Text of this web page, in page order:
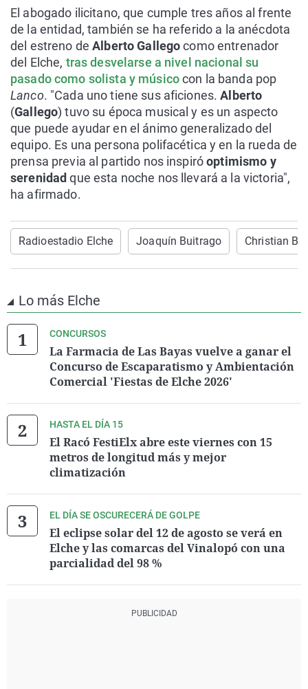
El abogado ilicitano, que cumple tres años al frente
de la entidad, también se ha referido a la anécdota
del estreno deAlberto Gallegocomo entrenador
del Elche, tras desvelarse a nivel nacional su
pasado como solista y músicocon la banda pop
Lanco. "Cada uno tiene sus aficiones.Alberto
(Gallego) tuvo su época musical y es un aspecto
que puede ayudar en el ánimo generalizado del
equipo. Es una persona polifacética y en la rueda de
prensa previa al partido nos inspiróoptimismo y
serenidad que esta noche nos llevará a la victoria",
ha afirmado.
Radioestadio Elche Joaquín Buitrago Christian
Lo más Elche
CONCURSOS
La Farmacia de Las Bayas vuelve a ganar el
Concurso de Escaparatismo y Ambientación
Comercial 'Fiestas de Elche 2026'
HASTA EL DÍA 15
El Racó FestiElx abre este viernes con 15
metros de longitud más y mejor
climatización
EL DÍA SE OSCURECERÁ DE GOLPE
El eclipse solar del 12 de agosto se verá en
Elche y las comarcas del Vinalopó con una
parcialidad del 98 %